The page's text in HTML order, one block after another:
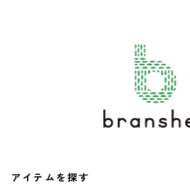
アイテムを探す